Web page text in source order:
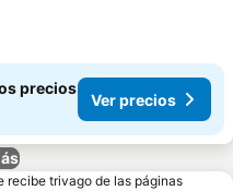
precios
Ver precios
recibe trivago de las páginas